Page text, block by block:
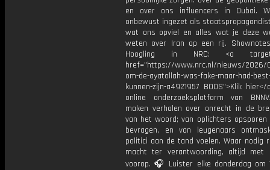
en over ons influencers in Dubai.
onbewust ingezet als
wat ons opviel en alles wat je deze
weten over Iran op een rij.
Hoogling in NRC: <a
href="https://www.nrc.nl/nieuws/
om-de-ayatollah-was-fake-maar-had-
kunnen-zijn-a4921957 BOOS">Klik
online onderzoeksplatform van
maken verhalen over onrecht in de
van het woord; van oplichters opsporen
bevragen, en van leugenaars
politici aan de tand voelen. Waar nodig
macht ter verantwoording, altijd met
voorop. 🎧 Luister elke donderdag om